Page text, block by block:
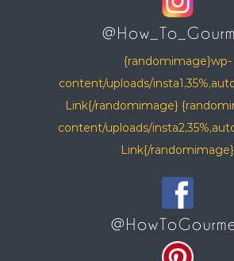
{randomimage}wp-
content/uploads/
Link{/randomimage}
content/uploads/
Link{/randomimage}